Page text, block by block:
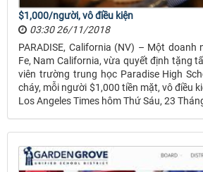
$1,000/người, vô điều kiện
03:30 26/11/2018
PARADISE, California (NV) – Một doanh
Fe, Nam California, vừa quyết định tặng
viên trường trung học Paradise High
cháy, mỗi người $1,000 tiền mặt, vô điều
Los Angeles Times hôm Thứ Sáu, 23